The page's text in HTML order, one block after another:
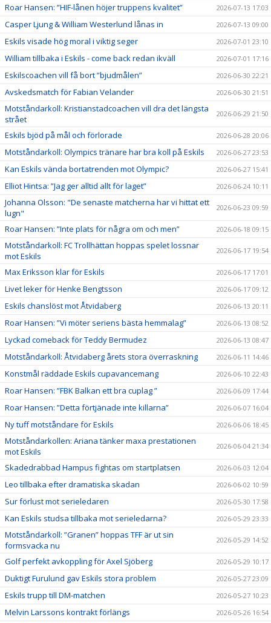
Roar Hansen: ”HIF-lånen höjer truppens kvalitet” 2026-07-13 17:03
Casper Ljung & William Westerlund lånas in 2026-07-13 09:00
Eskils visade hög moral i viktig seger 2026-07-01 23:10
William tillbaka i Eskils - come back redan ikväll 2026-07-01 17:16
Eskilscoachen vill få bort ”bjudmålen” 2026-06-30 22:21
Avskedsmatch för Fabian Velander 2026-06-30 21:51
Motståndarkoll: Kristianstadcoachen vill dra det längsta
strået
2026-06-29 21:50
Eskils bjöd på mål och förlorade 2026-06-28 20:06
Motståndarkoll: Olympics tränare har bra koll på Eskils 2026-06-27 23:53
Kan Eskils vända bortatrenden mot Olympic? 2026-06-27 15:41
Elliot Hintsa: ”Jag ger alltid allt för laget” 2026-06-24 10:11
Johanna Olsson: "De senaste matcherna har vi hittat ett
lugn"
2026-06-23 09:59
Roar Hansen: ”Inte plats för några om och men” 2026-06-18 09:15
Motståndarkoll: FC Trollhättan hoppas spelet lossnar
mot Eskils
2026-06-17 19:54
Max Eriksson klar för Eskils 2026-06-17 17:01
Livet leker för Henke Bengtsson 2026-06-17 09:12
Eskils chanslöst mot Åtvidaberg 2026-06-13 20:11
Roar Hansen: ”Vi möter seriens bästa hemmalag” 2026-06-13 08:52
Lyckad comeback för Teddy Bermudez 2026-06-13 08:47
Motståndarkoll: Åtvidaberg årets stora överraskning 2026-06-11 14:46
Konstmål räddade Eskils cupavancemang 2026-06-10 22:43
Roar Hansen: ”FBK Balkan ett bra cuplag ” 2026-06-09 17:44
Roar Hansen: ”Detta förtjänade inte killarna” 2026-06-07 16:04
Ny tuff motståndare för Eskils 2026-06-06 18:45
Motståndarkollen: Ariana tänker maxa prestationen
mot Eskils
2026-06-04 21:34
Skadedrabbad Hampus fightas om startplatsen 2026-06-03 12:04
Leo tillbaka efter dramatiska skadan 2026-06-02 10:59
Sur förlust mot serieledaren 2026-05-30 17:58
Kan Eskils studsa tillbaka mot serieledarna? 2026-05-29 23:33
Motståndarkoll: ”Granen” hoppas TFF är ut sin
formsvacka nu
2026-05-29 14:52
Golf perfekt avkoppling för Axel Sjöberg 2026-05-29 10:17
Duktigt Furulund gav Eskils stora problem 2026-05-27 23:09
Eskils trupp till DM-matchen 2026-05-27 10:23
Melvin Larssons kontrakt förlängs 2026-05-26 16:54